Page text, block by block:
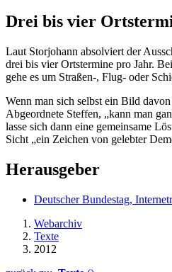
Drei bis vier
Laut Storjohann absolviert der
drei bis vier Ortstermine pro Jahr.
gehe es um Straßen-, Flug- oder
Wenn man sich selbst ein Bild
Abgeordnete Steffen, „kann man
lasse sich dann eine gemeinsame
Sicht „ein Zeichen von gelebter
Herausgeber
Deutscher Bundestag,
Webarchiv
Texte
2012